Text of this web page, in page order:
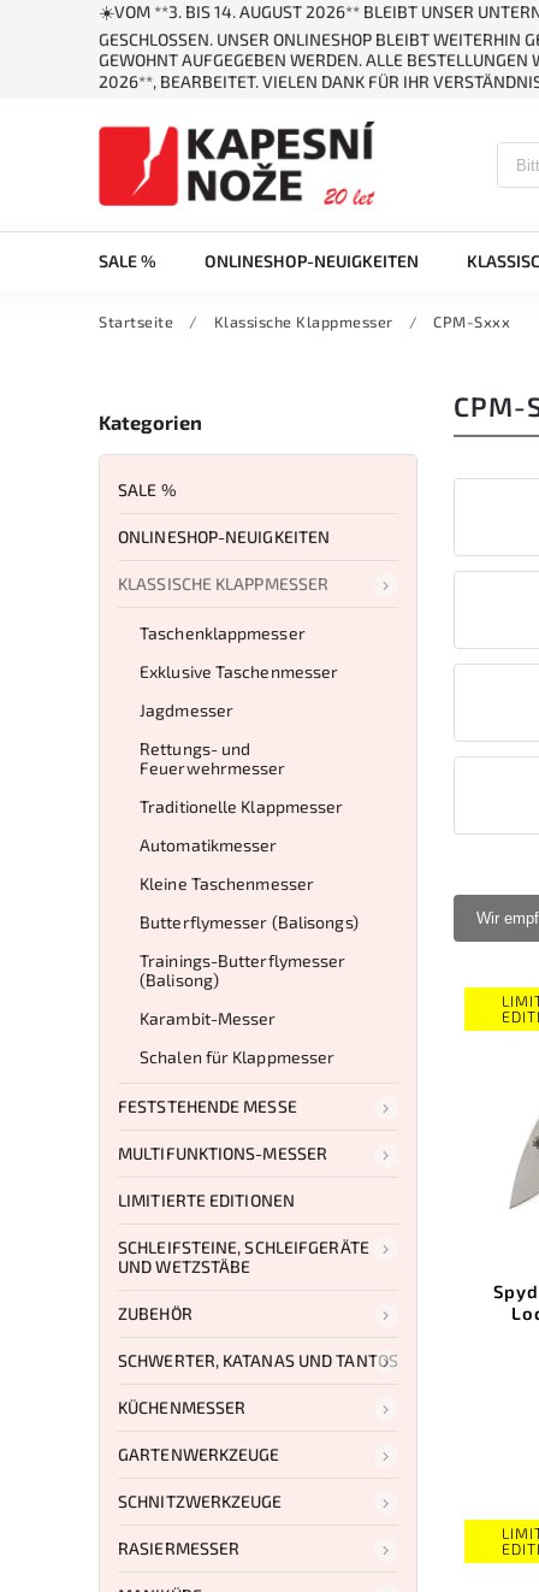
☀️VOM **3. BIS 14. AUGUST 2026** BLEIBT UNSER
GESCHLOSSEN. UNSER ONLINESHOP BLEIBT WEITERHIN
GEWOHNT AUFGEGEBEN WERDEN. ALLE
2026**, BEARBEITET. VIELEN DANK FÜR IHR
SALE % ONLINESHOP-NEUIGKEITEN
Startseite / Klassische Klappmesser / CPM-Sxxx
Kategorien
SALE %
ONLINESHOP-NEUIGKEITEN
KLASSISCHE KLAPPMESSER
Taschenklappmesser
Exklusive Taschenmesser
Jagdmesser
Rettungs- und
Feuerwehrmesser
Traditionelle Klappmesser
Automatikmesser
Kleine Taschenmesser
Butterflymesser (Balisongs)
Trainings-Butterflymesser
(Balisong)
Karambit-Messer
Schalen für Klappmesser
FESTSTEHENDE MESSE
MULTIFUNKTIONS-MESSER
LIMITIERTE EDITIONEN
SCHLEIFSTEINE, SCHLEIFGERÄTE
UND WETZSTÄBE
ZUBEHÖR
SCHWERTER, KATANAS UND TANTOS
KÜCHENMESSER
GARTENWERKZEUGE
SCHNITZWERKZEUGE
RASIERMESSER
CPM-
Wir